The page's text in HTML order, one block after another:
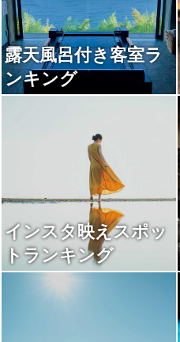
露天風呂付き客室ラ
ンキング
インスタ映えスポッ
トランキング